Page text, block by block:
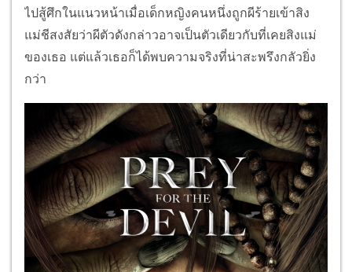
ไปสู้ศึกในแนวหน้าเมื่อเด็กหญิงคนหนึ่งถูกผีร้ายเข้าสิง
แม่ชีสงสัยว่าผีตัวดังกล่าวอาจเป็นตัวเดียวกับที่เคยสิงแม่
ของเธอ แต่แล้วเธอก็ได้พบความจริงที่น่าสะพรึงกลัวยิ่ง
กว่า